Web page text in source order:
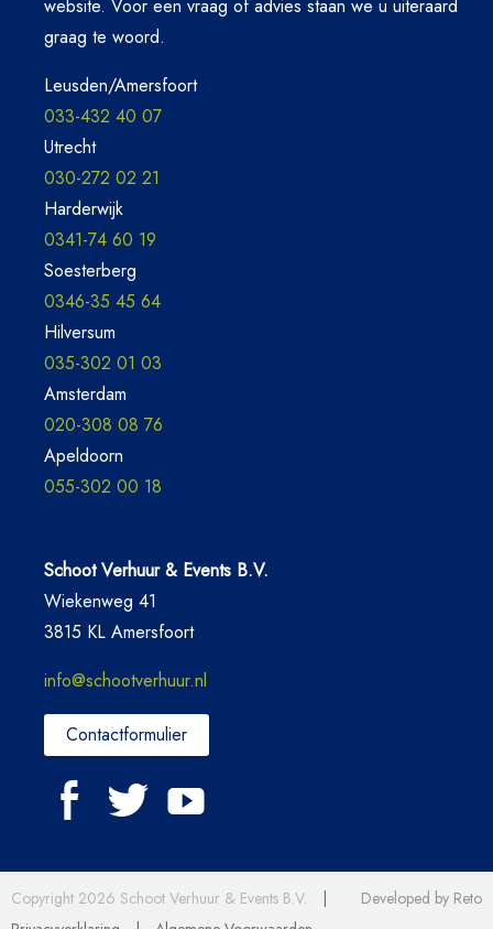
website. Voor een vraag of advies staan we u uiteraard
graag te woord.
Leusden/Amersfoort
033-432 40 07
Utrecht
030-272 02 21
Harderwijk
0341-74 60 19
Soesterberg
0346-35 45 64
Hilversum
035-302 01 03
Amsterdam
020-308 08 76
Apeldoorn
055-302 00 18
Schoot Verhuur & Events B.V.
Wiekenweg 41
3815 KL Amersfoort
info@schootverhuur.nl
Contactformulier
Developed by Reto
Copyright 2026 Schoot Verhuur & Events B.V.